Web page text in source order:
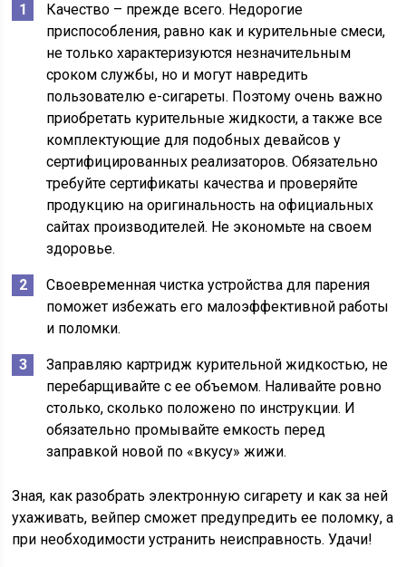
Качество – прежде всего. Недорогие
приспособления, равно как и курительные смеси,
не только характеризуются незначительным
сроком службы, но и могут навредить
пользователю е-сигареты. Поэтому очень важно
приобретать курительные жидкости, а также все
комплектующие для подобных девайсов у
сертифицированных реализаторов. Обязательно
требуйте сертификаты качества и проверяйте
продукцию на оригинальность на официальных
сайтах производителей. Не экономьте на своем
здоровье.
Своевременная чистка устройства для парения
поможет избежать его малоэффективной работы
и поломки.
Заправляю картридж курительной жидкостью, не
перебарщивайте с ее объемом. Наливайте ровно
столько, сколько положено по инструкции. И
обязательно промывайте емкость перед
заправкой новой по «вкусу» жижи.
Зная, как разобрать электронную сигарету и как за ней
ухаживать, вейпер сможет предупредить ее поломку, а
при необходимости устранить неисправность. Удачи!